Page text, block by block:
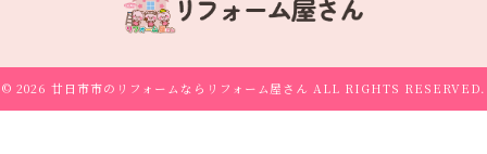
© 2026 廿日市市のリフォームならリフォーム屋さん ALL RIGHTS RESERVED.